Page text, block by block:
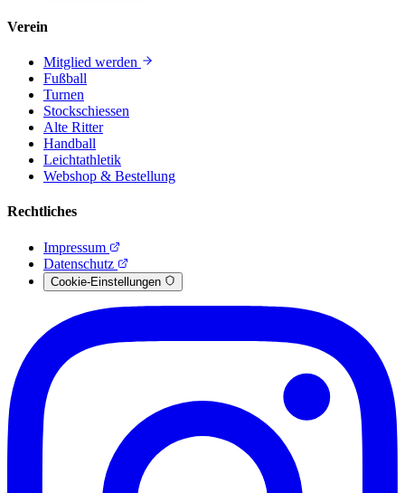
Verein
Mitglied werden
Fußball
Turnen
Stockschiessen
Alte Ritter
Handball
Leichtathletik
Webshop & Bestellung
Rechtliches
Impressum
Datenschutz
Cookie-Einstellungen